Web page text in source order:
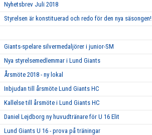
Nyhetsbrev Juli 2018
Styrelsen är konstituerad och redo för den nya säsongen!
Giants-spelare silvermedaljörer i junior-SM
Nya styrelsemedlemmar i Lund Giants
Årsmöte 2018 - ny lokal
Inbjudan till årsmöte Lund Giants HC
Kallelse till årsmöte i Lund Giants HC
Daniel Lejdborg ny huvudtränare för U 16 Elit
Lund Giants U 16 - prova på träningar